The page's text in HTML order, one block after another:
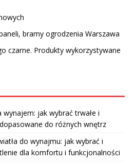
bramy ogrodzenia Warszawa
czarne. Produkty wykorzystywane
jak wybrać trwałe i
do różnych wnętrz
do wynajmu: jak wybrać i
dla komfortu i funkcjonalności